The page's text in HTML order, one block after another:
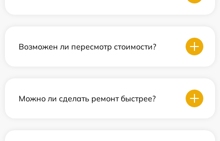
Возможен ли пересмотр стоимости?
Можно ли сделать ремонт быстрее?